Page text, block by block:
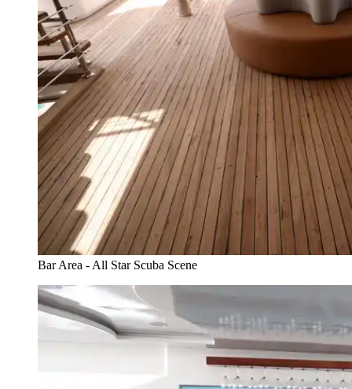
Bar Area - All Star Scuba Scene